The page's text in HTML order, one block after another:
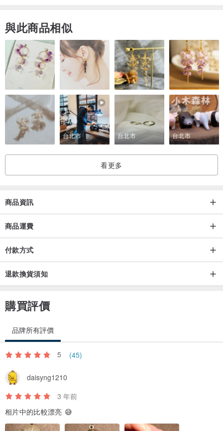
與此商品相似
台北市 台北市 台北市
看更多
商品資訊
商品運費
付款方式
退款換貨須知
購買評價
品牌所有評價
5 (45)
daisyng1210
3 年前
相片中的比較漂亮 😅